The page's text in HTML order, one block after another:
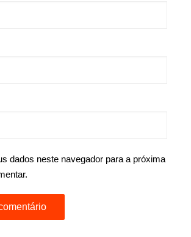
dados neste navegador para a próxima